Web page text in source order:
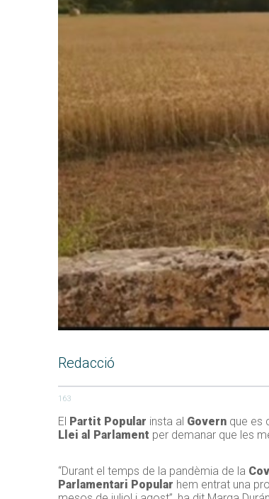
Redacció
163
El Partit Popular insta al Govern que es
Llei al Parlament per demanar que les
“Durant el temps de la pandèmia de la
Parlamentari Popular hem entrat una